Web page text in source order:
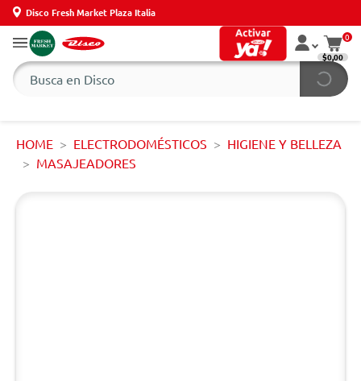
Disco Fresh Market Plaza Italia
0
$0,00
HOME ELECTRODOMÉSTICOS
HIGIENE Y BELLEZA
MASAJEADORES